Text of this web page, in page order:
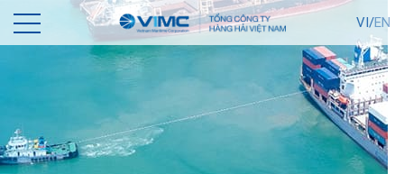
VI/EN